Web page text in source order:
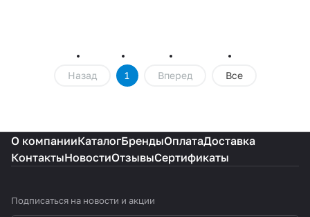
Назад 1 Вперед Все
О компанииКаталогБрендыОплатаДоставка
КонтактыНовостиОтзывыСертификаты
Подписаться на новости и акции